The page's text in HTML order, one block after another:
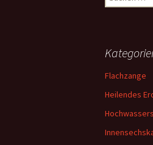
nach:
Flachzange
Heilendes